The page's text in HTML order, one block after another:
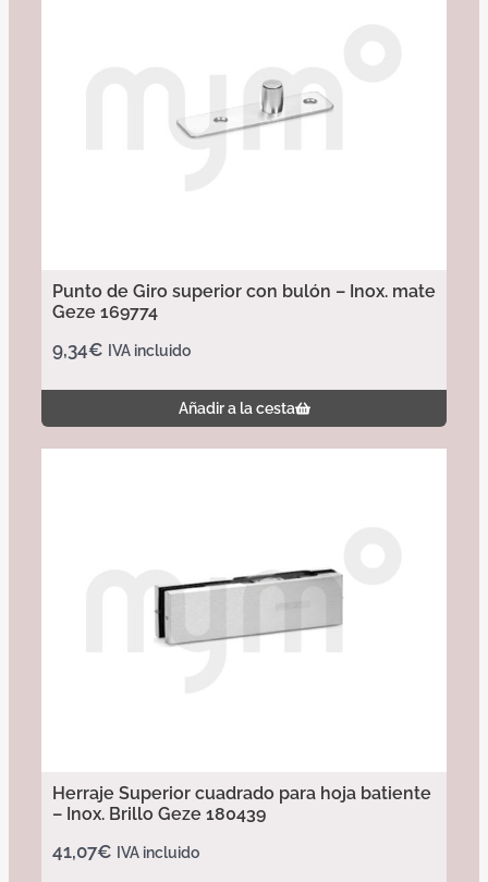
Punto de Giro superior con bulón – Inox. mate
Geze 169774
9,34€ IVA incluido
Añadir a la cesta
Herraje Superior cuadrado para hoja batiente
– Inox. Brillo Geze 180439
41,07€ IVA incluido